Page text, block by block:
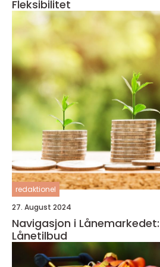
Fleksibilitet
redaktionel
27. August 2024
Navigasjon i
Lånetilbud